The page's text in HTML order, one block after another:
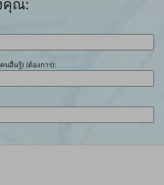
คุณ:
นอื่นรู้) (ต้องการ):